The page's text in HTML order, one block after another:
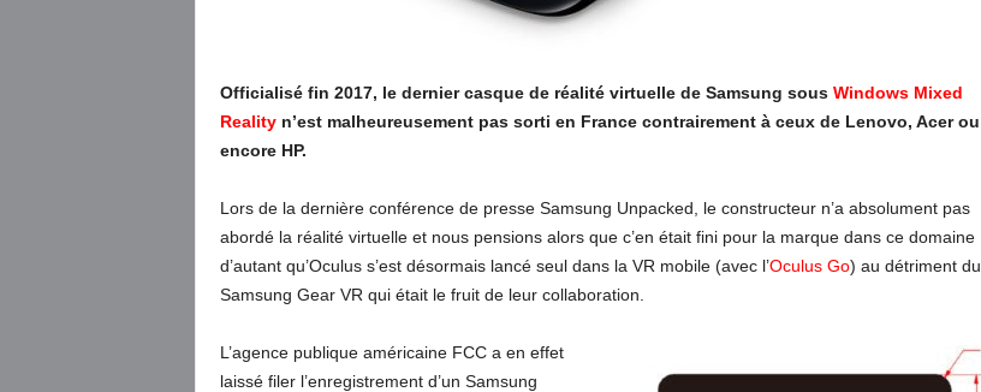
Officialisé fin 2017, le dernier casque de réalité virtuelle de Samsung sous Windows Mixed
Realityn’est malheureusement pas sorti en France contrairement à ceux de Lenovo, Acer ou
encore HP.
Lors de la dernière conférence de presse Samsung Unpacked, le constructeur n’a absolument pas
abordé la réalité virtuelle et nous pensions alors que c’en était fini pour la marque dans ce domaine
d’autant qu’Oculus s’est désormais lancé seul dans la VR mobile (avec l’Oculus Go) au détriment du
Samsung Gear VR qui était le fruit de leur collaboration.
L’agence publique américaine FCC a en effet
laissé filer l’enregistrement d’un Samsung